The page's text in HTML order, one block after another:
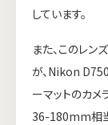
しています。
また、このレ
が、Nikon
ーマットのカ
36-180mm相